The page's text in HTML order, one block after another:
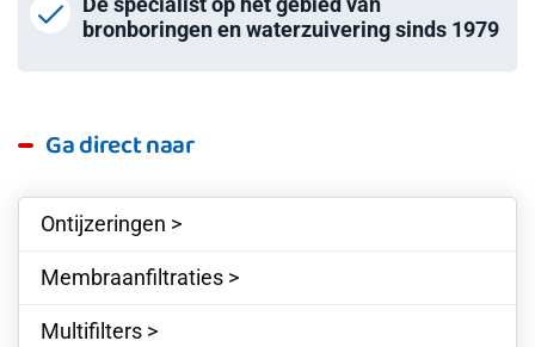
bronboringen en waterzuivering sinds 1979
Ga direct naar
Ontijzeringen >
Membraanfiltraties >
Multifilters >